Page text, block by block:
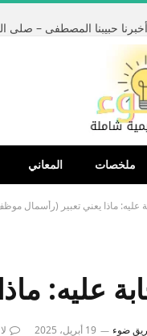
ملخصات المعاني
عليه: ماذا يعني تعبير (رأسمال
عليه:
ضوء 19 أبريل، 2025